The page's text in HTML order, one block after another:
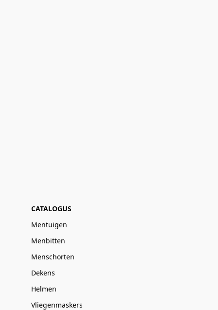
CATALOGUS
Mentuigen
Menbitten
Menschorten
Dekens
Helmen
Vliegenmaskers